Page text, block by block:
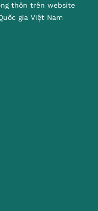
thôn trên website
gia Việt Nam